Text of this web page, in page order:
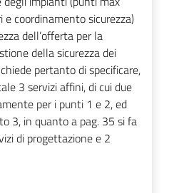
e coordinamento sicurezza)
dell’offerta per la
della sicurezza dei
pertanto di specificare,
3 servizi affini, di cui due
per i punti 1 e 2, ed
3, in quanto a pag. 35 si fa
di progettazione e 2